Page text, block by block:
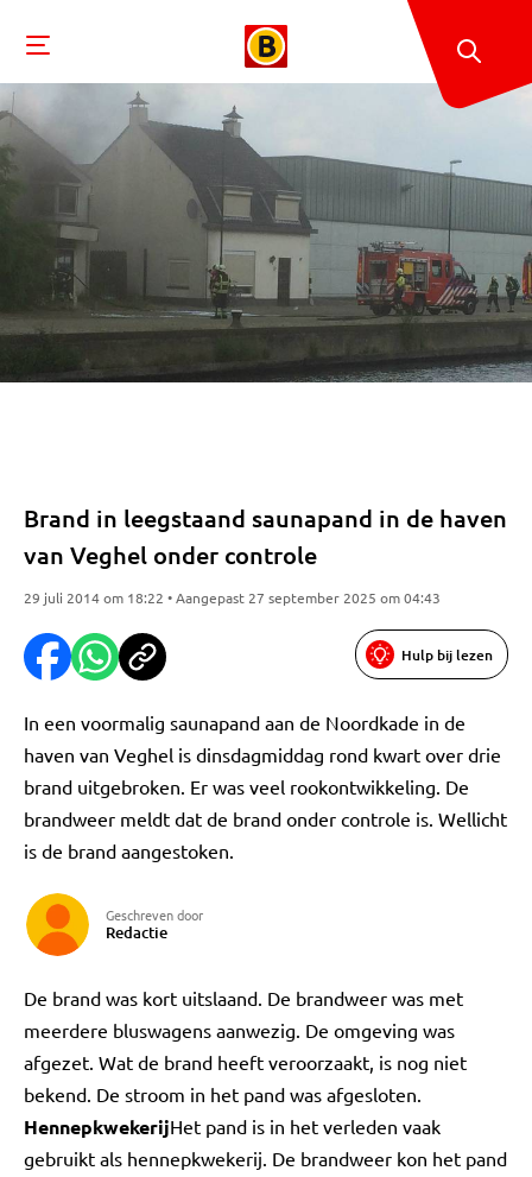
Brand in leegstaand saunapand in de haven
van Veghel onder controle
29 juli 2014 om 18:22 • Aangepast 27 september 2025 om 04:43
Hulp bij lezen
In een voormalig saunapand aan de Noordkade in de
haven van Veghel is dinsdagmiddag rond kwart over drie
brand uitgebroken. Er was veel rookontwikkeling. De
brandweer meldt dat de brand onder controle is. Wellicht
is de brand aangestoken.
Geschreven door
Redactie
De brand was kort uitslaand. De brandweer was met
meerdere bluswagens aanwezig. De omgeving was
afgezet. Wat de brand heeft veroorzaakt, is nog niet
bekend. De stroom in het pand was afgesloten.
HennepkwekerijHet pand is in het verleden vaak
gebruikt als hennepkwekerij. De brandweer kon het pand